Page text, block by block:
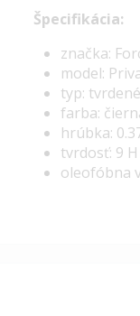
Špecifikácia:
značka:
model:
typ:
farba:
hrúbka:
tvrdosť: 9 H
oleofóbna